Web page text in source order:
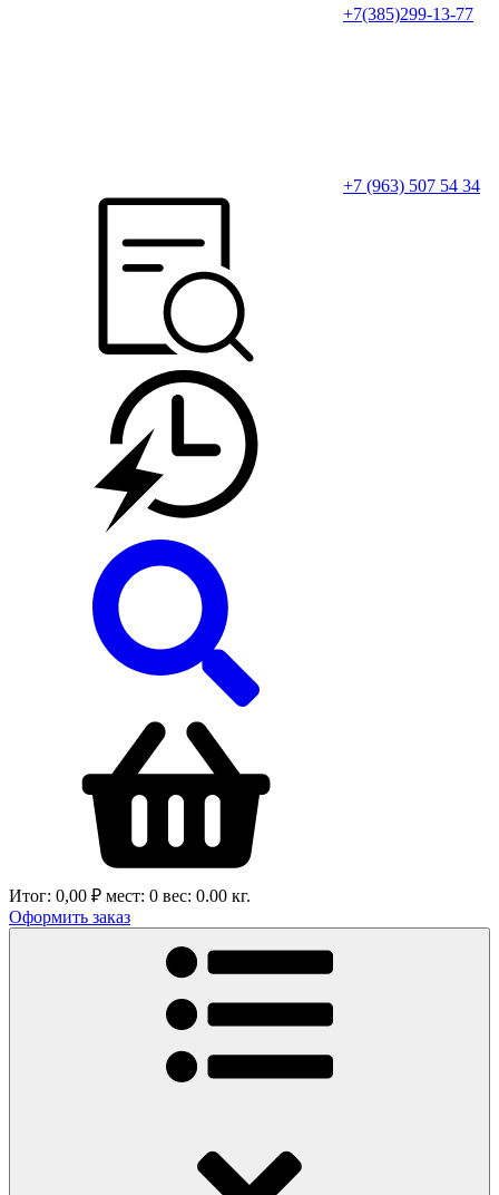
+7(385)299-13-77
+7 (963) 507 54 34
Итог: 0,00 ₽ мест: 0 вес: 0.00 кг.
Оформить заказ